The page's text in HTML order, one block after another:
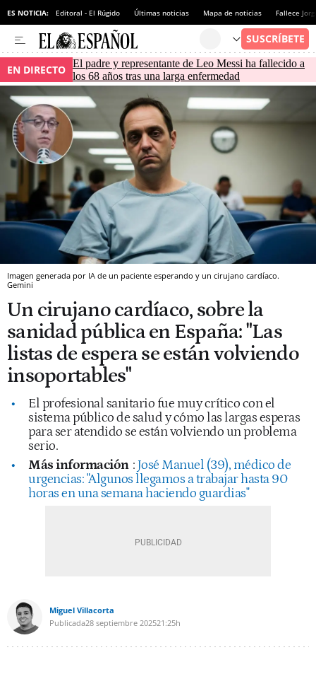
ES NOTICIA: Editoral - El Rúgido Últimas noticias Mapa de noticias Fallece
EN DIRECTO El padre y representante de Leo Messi ha fallecido a
los 68 años tras una larga enfermedad
Imagen generada por IA de un paciente esperando y un cirujano cardíaco.
Gemini
Un cirujano cardíaco, sobre la
sanidad pública en España: "Las
listas de espera se están volviendo
insoportables"
El profesional sanitario fue muy crítico con el
sistema público de salud y cómo las largas esperas
para ser atendido se están volviendo un problema
serio.
Más información : José Manuel (39), médico de
urgencias: "Algunos llegamos a trabajar hasta 90
horas en una semana haciendo guardias"
Miguel Villacorta
Publicada28 septiembre 202521:25h